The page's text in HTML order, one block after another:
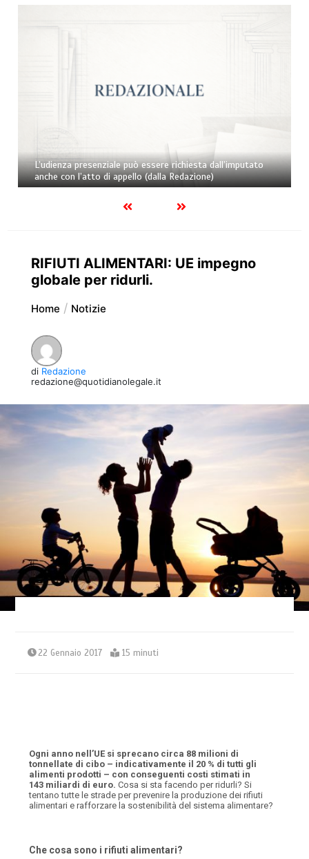
L’udienza presenziale può essere richiesta dall’imputato
anche con l’atto di appello (dalla Redazione)
RIFIUTI ALIMENTARI: UE impegno
globale per ridurli.
Home Notizie
di Redazione
redazione@quotidianolegale.it
22 Gennaio 2017 15 minuti
Ogni anno nell’UE si sprecano circa 88 milioni di
tonnellate di cibo – indicativamente il 20 % di tutti gli
alimenti prodotti – con conseguenti costi stimati in
143 miliardi di euro. Cosa si sta facendo per ridurli? Si
tentano tutte le strade per prevenire la produzione dei rifiuti
alimentari e rafforzare la sostenibilità del sistema alimentare?
Che cosa sono i rifiuti alimentari?